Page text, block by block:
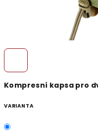
Kompresní kapsa pro
VARIANTA